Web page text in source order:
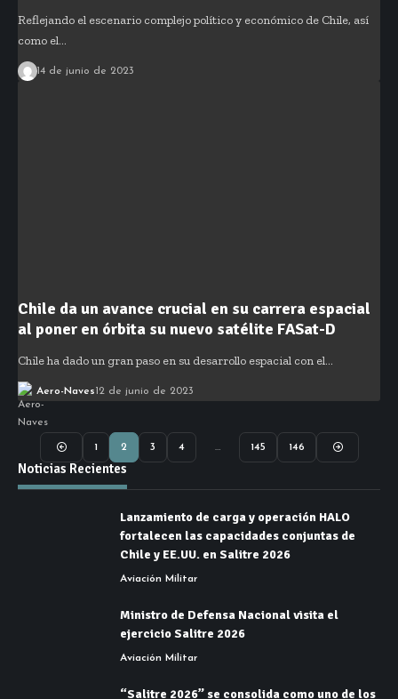
Reflejando el escenario complejo político y económico de Chile, así
como el…
14 de junio de 2023
Chile da un avance crucial en su carrera espacial
al poner en órbita su nuevo satélite FASat-D
Chile ha dado un gran paso en su desarrollo espacial con el…
Aero-Naves12 de junio de 2023
1 2 3 4 … 145 146
Noticias Recientes
Lanzamiento de carga y operación HALO
fortalecen las capacidades conjuntas de
Chile y EE.UU. en Salitre 2026
Aviación Militar
Ministro de Defensa Nacional visita el
ejercicio Salitre 2026
Aviación Militar
“Salitre 2026” se consolida como uno de los